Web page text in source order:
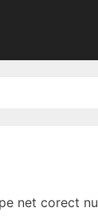
net corect